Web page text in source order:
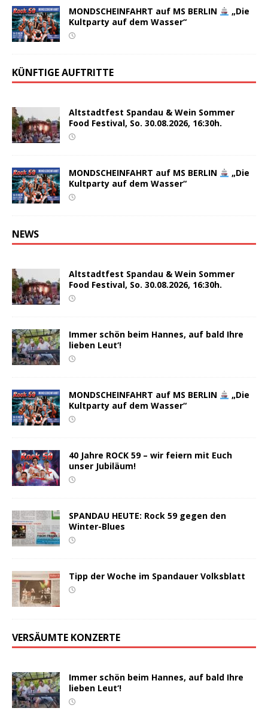
MONDSCHEINFAHRT auf MS BERLIN
„Die
Kultparty auf dem Wasser“
KÜNFTIGE AUFTRITTE
Altstadtfest Spandau & Wein Sommer
Food Festival, So. 30.08.2026, 16:30h.
MONDSCHEINFAHRT auf MS BERLIN
„Die
Kultparty auf dem Wasser“
NEWS
Altstadtfest Spandau & Wein Sommer
Food Festival, So. 30.08.2026, 16:30h.
Immer schön beim Hannes, auf bald Ihre
lieben Leut‘!
MONDSCHEINFAHRT auf MS BERLIN
„Die
Kultparty auf dem Wasser“
40 Jahre ROCK 59 – wir feiern mit Euch
unser Jubiläum!
SPANDAU HEUTE: Rock 59 gegen den
Winter-Blues
Tipp der Woche im Spandauer Volksblatt
VERSÄUMTE KONZERTE
Immer schön beim Hannes, auf bald Ihre
lieben Leut‘!